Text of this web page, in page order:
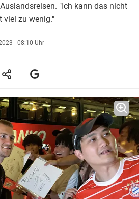
"Ich kann das nicht
viel zu wenig."
- 08:10 Uhr